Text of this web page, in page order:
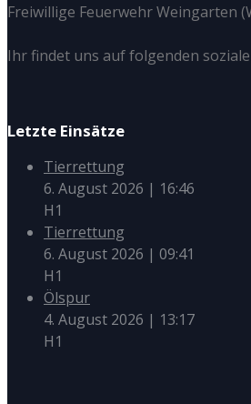
Freiwillige Feuerwehr Weingarten
Ihr findet uns auf folgenden
Letzte Einsätze
Tierrettung
6. August 2026 | 16:46
H1
Tierrettung
6. August 2026 | 09:41
H1
Ölspur
4. August 2026 | 13:17
H1